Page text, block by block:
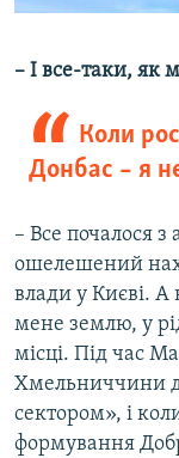
– І все-таки, як
Коли
Донбас – я
– Все почалося з
ошелешений
влади у Києві. А
мене землю, у
місці. Під час
Хмельниччини
сектором», і
формування